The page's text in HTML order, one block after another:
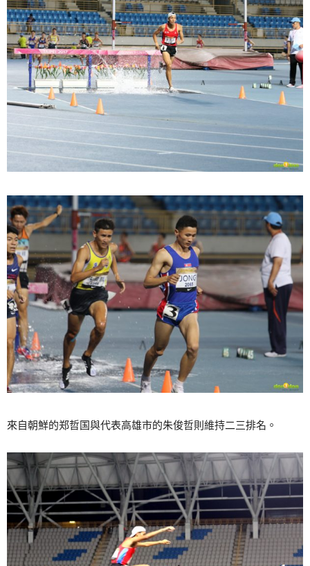
來自朝鮮的郑哲国與代表高雄市的朱俊哲則維持二三排名。